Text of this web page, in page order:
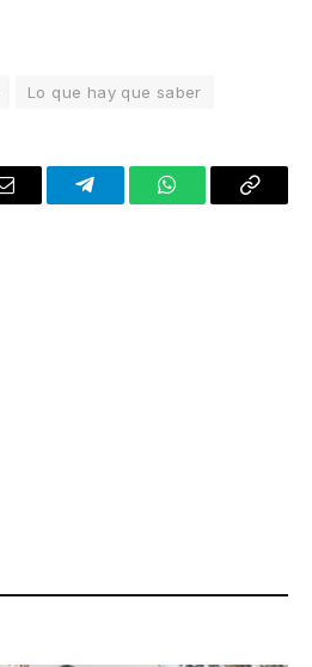
Lo que hay que saber
Email TelegramWhatsAppCopy